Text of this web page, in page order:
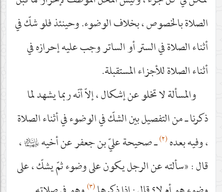
الصلاة بالخصوص ، بخلاف الوضوء. وحينئذ فلو شكّ في
أثناء الصلاة في الستر أو الساتر وجب عليه إحرازه في
أثناء الصلاة للأجزاء المستقبلة.
والمسألة لا تخلو عن إشكال ، إلاّ أنّه ربما يشهد لما
ذكرنا ـ من التفصيل بين الشكّ في الوضوء في أثناء الصلاة
، وفيه بعده(٢) ـ صحيحة عليّ بن جعفر عن أخيهعليهما‌السلام،
قال : «سألته عن الرجل يكون على وضوء ثمّ يشكّ ، على
(٣)